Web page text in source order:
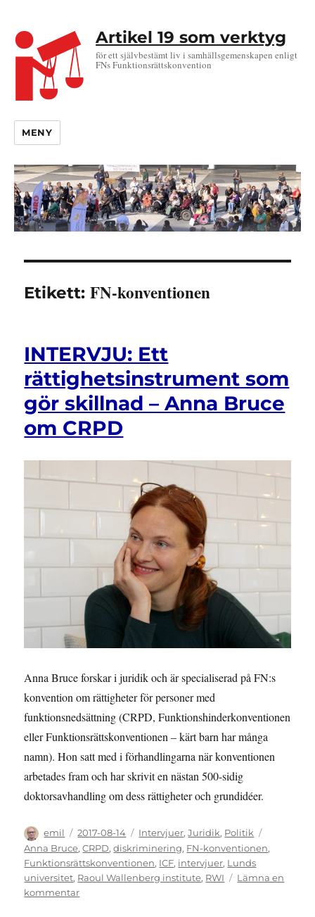
Artikel 19 som verktyg
för ett självbestämt liv i samhällsgemenskapen enligt
FNs Funktionsrättskonvention
MENY
Etikett:FN-konventionen
INTERVJU: Ett
rättighetsinstrument som
gör skillnad – Anna Bruce
om CRPD
Anna Bruce forskar i juridik och är specialiserad på FN:s
konvention om rättigheter för personer med
funktionsnedsättning (CRPD, Funktionshinderkonventionen
eller Funktionsrättskonventionen – kärt barn har många
namn). Hon satt med i förhandlingarna när konventionen
arbetades fram och har skrivit en nästan 500-sidig
doktorsavhandling om dess rättigheter och grundidéer.
Författare
emil
Publicerat
den
2017-08-14 Kategorier
Intervjuer,Juridik, Politik
Anna Bruce,CRPD,diskriminering, FN-konventionen,
Funktionsrättskonventionen, ICF, intervjuer, Lunds
universitet, Raoul Wallenberg institute, RWI
Lämna en
kommentartill